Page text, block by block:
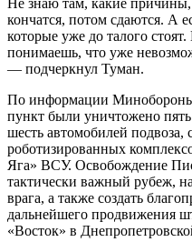
кончатся, потом сдаются. А
которые уже до талого
понимаешь, что уже
— подчеркнул Туман.
По информации
пункт были уничтожено
шесть автомобилей подвоза,
роботизированных
Яга» ВСУ. Освобождение
тактически важный рубеж,
врага, а также создать
дальнейшего продвижения
«Восток» в